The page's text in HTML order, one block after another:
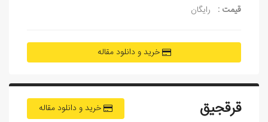
قیمت : رایگان
خرید و دانلود مقاله
خرید و دانلود مقاله قرقجیق